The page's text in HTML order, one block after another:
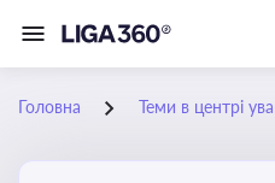
Головна Теми в центрі